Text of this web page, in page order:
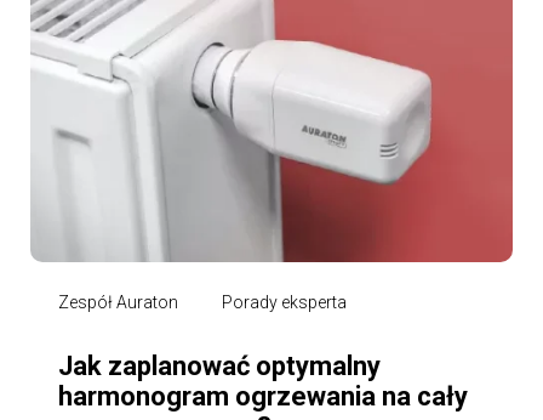
Zespół Auraton Porady eksperta
Jak zaplanować optymalny
harmonogram ogrzewania na cały